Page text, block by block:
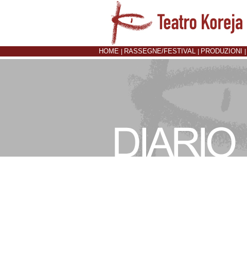
HOME RASSEGNE/FESTIVAL PRODUZIONI